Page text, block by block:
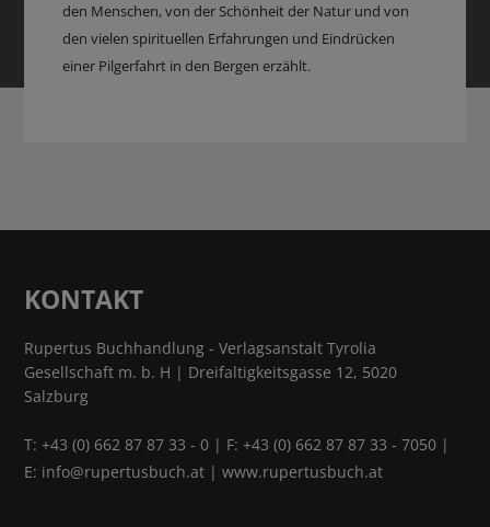
den Menschen, von der Schönheit der Natur und von
den vielen spirituellen Erfahrungen und Eindrücken
einer Pilgerfahrt in den Bergen erzählt.
KONTAKT
Rupertus Buchhandlung - Verlagsanstalt Tyrolia
Gesellschaft m. b. H | Dreifaltigkeitsgasse 12, 5020
Salzburg
T:+43 (0) 662 87 87 33 - 0 | F: +43 (0) 662 87 87 33 - 7050 |
E: info@rupertusbuch.at |www.rupertusbuch.at